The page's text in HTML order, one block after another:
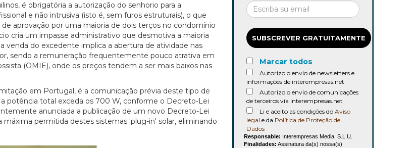
é obrigatória a autorização do senhorio para a
e não intrusiva (isto é, sem furos estruturais), o que
aprovação por uma maioria de dois terços no condomínio
cria um impasse administrativo que desmotiva a maioria
do excedente implica a abertura de atividade nas
sendo a remuneração frequentemente pouco atrativa em
(OMIE), onde os preços tendem a ser mais baixos nas
em Portugal, é a comunicação prévia deste tipo de
potência total exceda os 700 W, conforme o Decreto-Lei
anunciada a publicação de um novo Decreto-Lei
permitida destes sistemas 'plug-in' solar, eliminando
SUBSCREVER GRATUITAMENTE
Marcar todos
Autorizo o envio de newsletters e
informações de interempresas.net
Autorizo o envio de comunicações
de terceiros via interempresas.net
Li e aceito as condições do Aviso
legal e da Política de Proteção de
Dados
Responsable: Interempresas Media, S.L.U.
Finalidades: Assinatura da(s) nossa(s)